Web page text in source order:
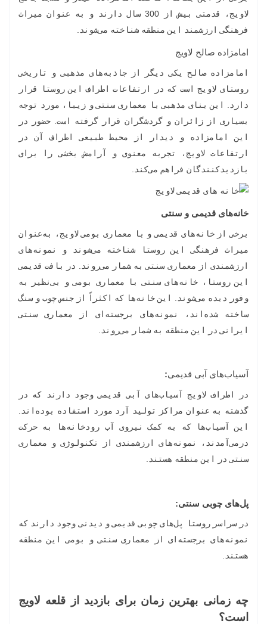
لاویج، قدمتی بیش از 300 سال دارند و به عنوان میراث
فرهنگی ارزشمند این منطقه شناخته می‌شوند.
امامزاده صالح لاویج
امامزاده صالح یکی دیگر از جاذبه‌های مذهبی و تاریخی
روستای لاویج است که در ارتفاعات اطراف این روستا قرار
دارد. این بنای مذهبی با معماری سنتی و زیبا، مورد توجه
بسیاری از زائران و گردشگران قرار گرفته است. حضور در
این امامزاده و دیدار از محیط طبیعی اطراف آن در
ارتفاعات لاویج، تجربه معنوی و آرامش بخشی را برای
بازدیدکنندگان فراهم می‌کند.
خانه‌های قدیمی و سنتی
برخی از خانه‌های قدیمی و با معماری بومی لاویج، به‌عنوان
میراث فرهنگی این روستا شناخته می‌شوند و نمونه‌های
ارزشمندی از معماری سنتی به شمار می‌روند. در بافت قدیمی
این روستا، خانه‌های سنتی با معماری بومی و بی‌نظیر به
وفور دیده می‌شوند. این خانه‌ها که اکثراً از جنس چوب و سنگ
ساخته شده‌اند، نمونه‌های برجسته‌ای از معماری سنتی
ایرانی در این منطقه به شمار می‌روند.
آسیاب‌های آبی قدیمی:
در اطراف لاویج آسیاب‌های آبی قدیمی وجود دارند که در
گذشته به عنوان مراکز تولید آرد مورد استفاده بوده‌اند.
این آسیاب‌ها که به کمک نیروی آب رودخانه‌ها به حرکت
درمی‌آمدند، نمونه‌های ارزشمندی از تکنولوژی و معماری
سنتی در این منطقه هستند.
پل‌های چوبی سنتی:
در سراسر روستا پل‌های چوبی قدیمی و دیدنی وجود دارند که
نمونه‌های برجسته‌ای از معماری سنتی و بومی این منطقه
هستند.
چه زمانی بهترین زمان برای بازدید از قلعه لاویج
است؟